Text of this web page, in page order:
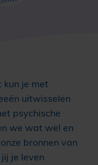
kun je met
uitwisselen
psychische
we wat wel en
bronnen van
je leven